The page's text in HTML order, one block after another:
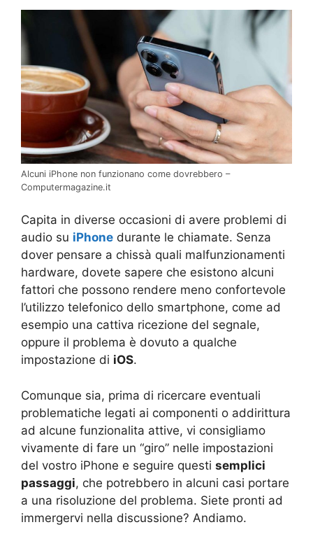
Alcuni iPhone non funzionano come dovrebbero –
Computermagazine.it
Capita in diverse occasioni di avere problemi di
audio su iPhone durante le chiamate. Senza
dover pensare a chissà quali malfunzionamenti
hardware, dovete sapere che esistono alcuni
fattori che possono rendere meno confortevole
l’utilizzo telefonico dello smartphone, come ad
esempio una cattiva ricezione del segnale,
oppure il problema è dovuto a qualche
impostazione di iOS.
Comunque sia, prima di ricercare eventuali
problematiche legati ai componenti o addirittura
ad alcune funzionalita attive, vi consigliamo
vivamente di fare un “giro” nelle impostazioni
del vostro iPhone e seguire questi semplici
passaggi, che potrebbero in alcuni casi portare
a una risoluzione del problema. Siete pronti ad
immergervi nella discussione? Andiamo.